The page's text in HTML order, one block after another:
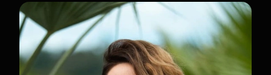
Для групповых посещений действуют специальные
условия бронирования через сайт или по телефону.
Корпоративные клиенты могут выбрать места для
коллектива или заказать отдельную ложу.